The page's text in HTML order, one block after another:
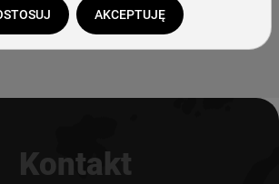
Kontakt
AKCEPTUJĘ